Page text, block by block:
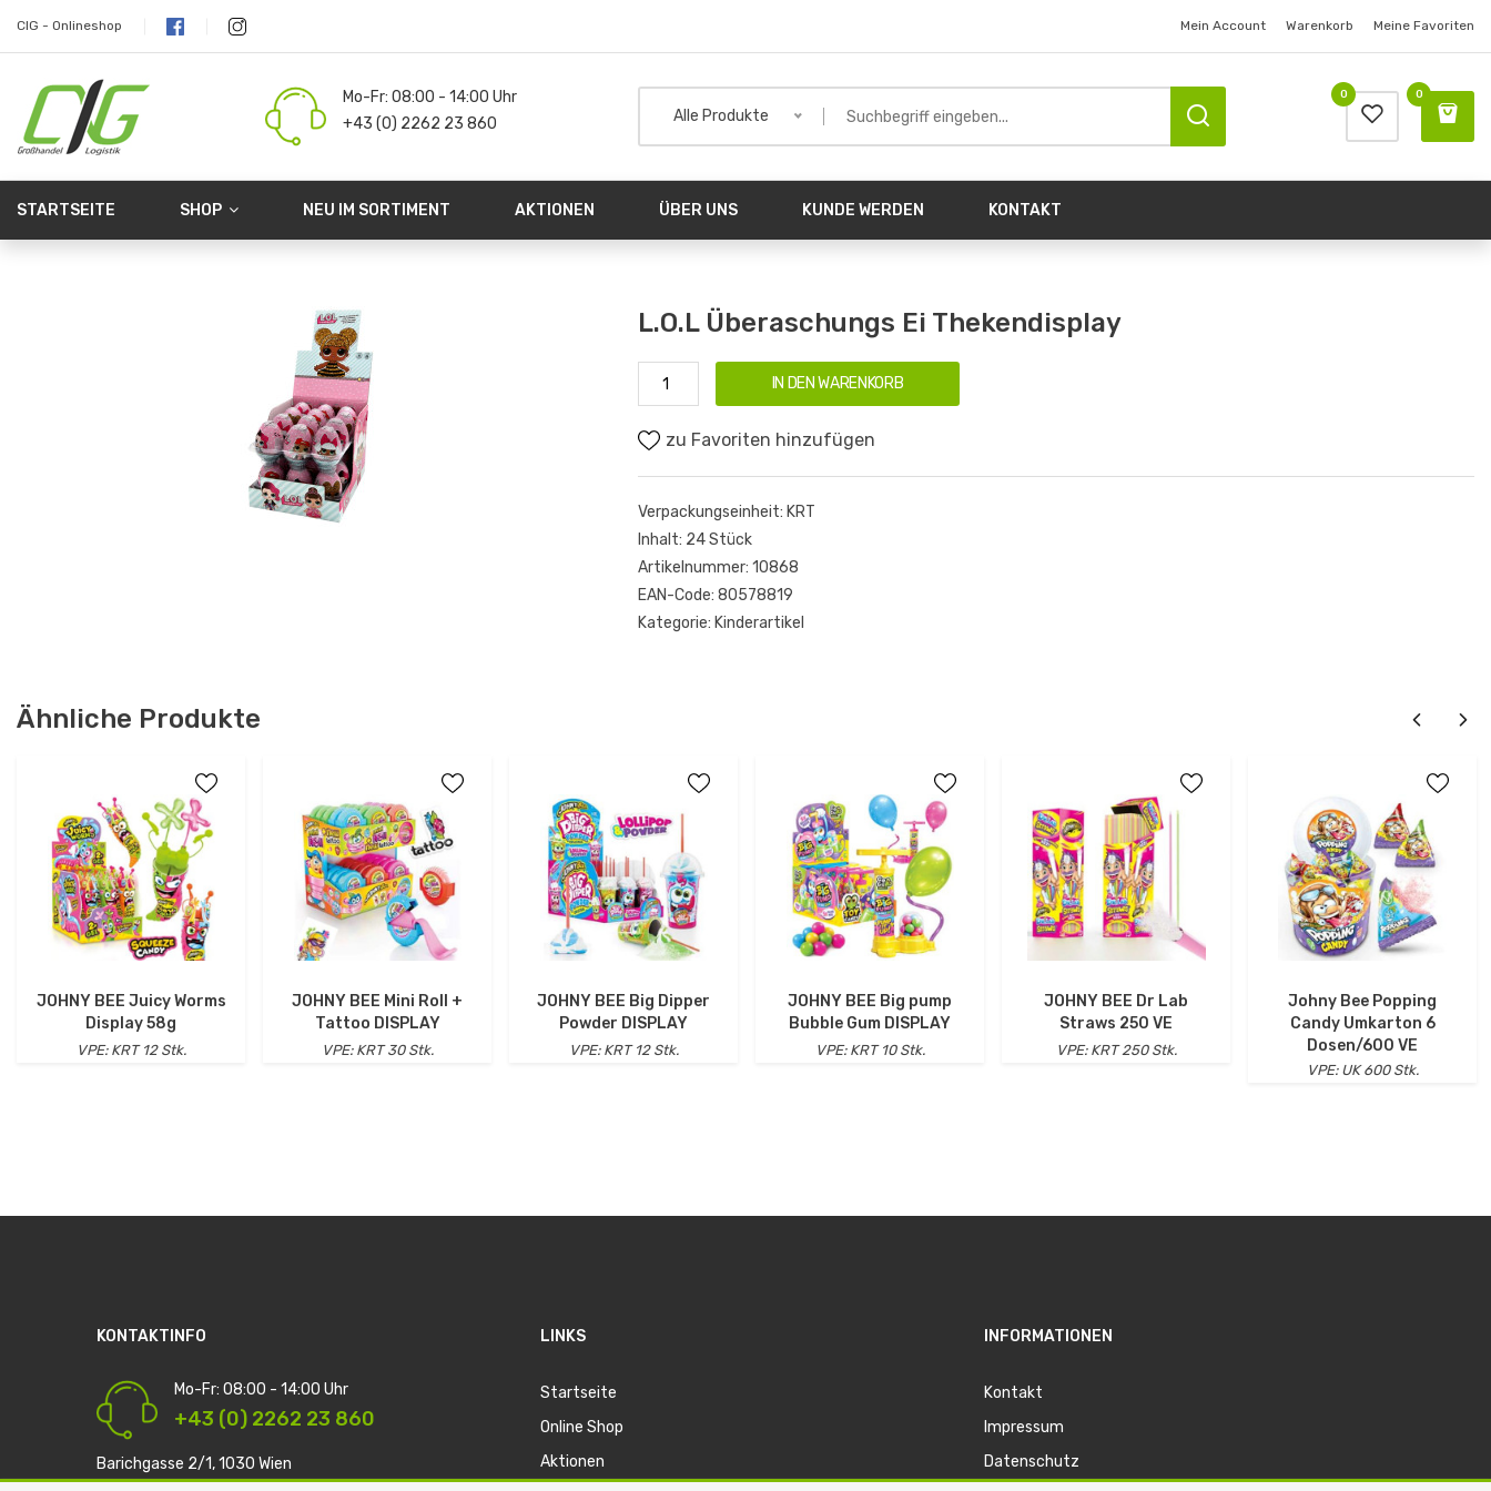
CIG - Onlineshop Mein Account Warenkorb Meine Favoriten
Mo-Fr: 08:00 - 14:00 Uhr
+43 (0) 2262 23 860
Alle Produkte
0 0
STARTSEITE SHOP NEU IM SORTIMENT AKTIONEN ÜBER UNS KUNDE WERDEN KONTAKT
L.O.L Überaschungs Ei Thekendisplay
IN DEN WARENKORB
zu Favoriten hinzufügen
Verpackungseinheit: KRT
Inhalt: 24 Stück
Artikelnummer: 10868
EAN-Code: 80578819
Kategorie: Kinderartikel
Ähnliche Produkte
JOHNY BEE Juicy Worms
Display 58g
VPE: KRT 12 Stk.
JOHNY BEE Mini Roll +
Tattoo DISPLAY
VPE: KRT 30 Stk.
JOHNY BEE Big Dipper
Powder DISPLAY
VPE: KRT 12 Stk.
JOHNY BEE Big pump
Bubble Gum DISPLAY
VPE: KRT 10 Stk.
JOHNY BEE Dr Lab
Straws 250 VE
VPE: KRT 250 Stk.
Johny Bee Popping
Candy Umkarton 6
Dosen/600 VE
VPE: UK 600 Stk.
KONTAKTINFO
Mo-Fr: 08:00 - 14:00 Uhr
+43 (0) 2262 23 860
Barichgasse 2/1, 1030 Wien
LINKS
Startseite
Online Shop
Aktionen
INFORMATIONEN
Kontakt
Impressum
Datenschutz